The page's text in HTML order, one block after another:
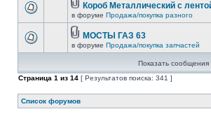
Короб Металлический с
в форуме Продажа/покупка разного
МОСТЫ ГАЗ 63
в форуме Продажа/покупка запчастей
Показать сообщения
Страница 1 из 14 [ Результатов поиска: 341 ]
Список форумов